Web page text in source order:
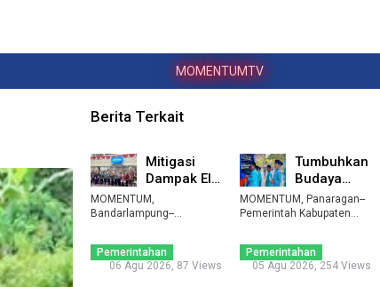
MOMENTUMTV
Berita Terkait
Mitigasi
Dampak El
Nino,
Lampung
Penggun ...
MOMENTUM,
Bandarlampung--
Pemerintahan
06 Agu 2026, 87 Views
Tumbuhkan
Budaya
Baca,
Tubaba
Perpu ...
MOMENTUM, Panaragan--
Pemerintah Kabupaten
Pemerintahan
05 Agu 2026, 254 Views